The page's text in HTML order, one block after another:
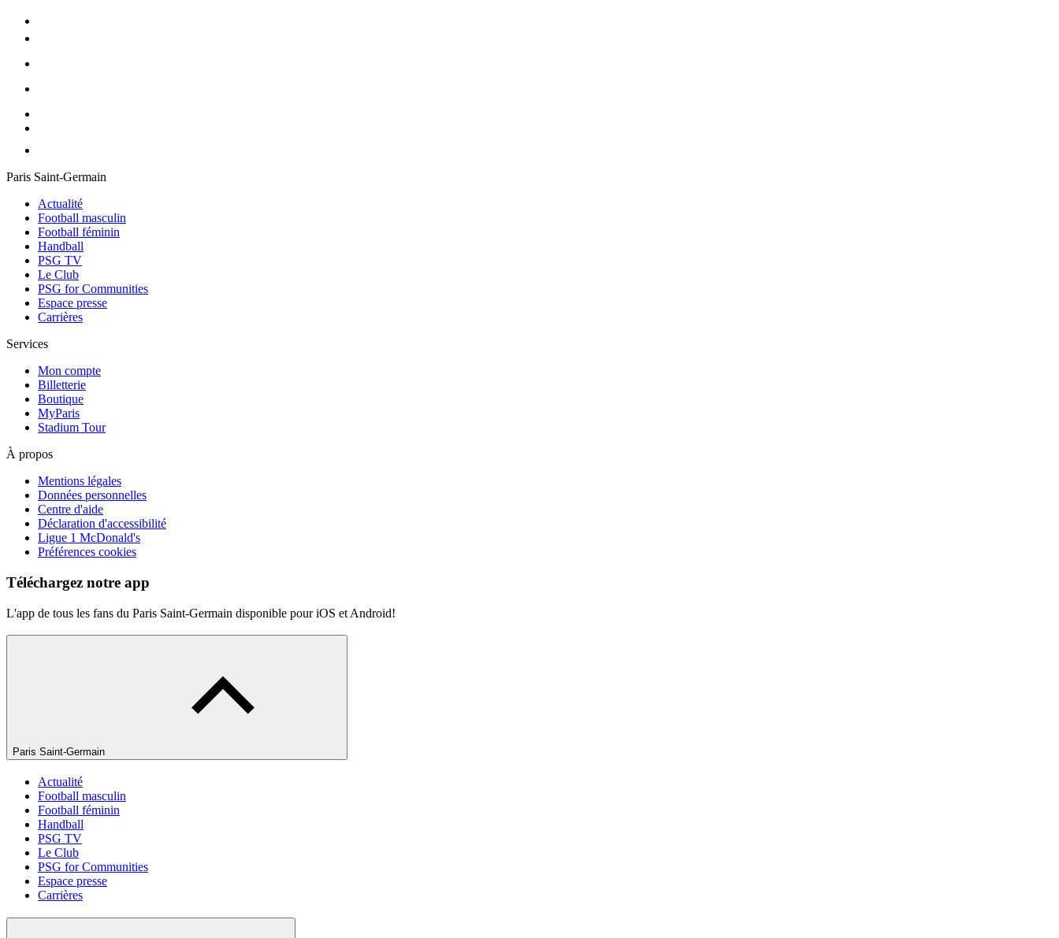
Paris Saint-Germain
Actualité
Football masculin
Football féminin
Handball
PSG TV
Le Club
PSG for Communities
Espace presse
Carrières
Services
Mon compte
Billetterie
Boutique
MyParis
Stadium Tour
À propos
Mentions légales
Données personnelles
Centre d'aide
Déclaration d'accessibilité
Ligue 1 McDonald's
Préférences cookies
Téléchargez notre app
L'app de tous les fans du Paris Saint-Germain disponible pour iOS et Android!
Paris Saint-Germain
Actualité
Football masculin
Football féminin
Handball
PSG TV
Le Club
PSG for Communities
Espace presse
Carrières